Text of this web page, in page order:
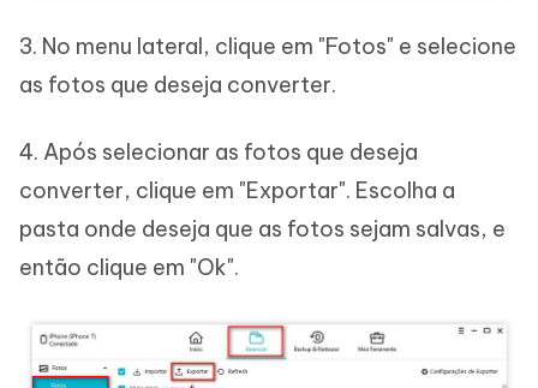
3. No menu lateral, clique em "Fotos" e selecione
as fotos que deseja converter.
4. Após selecionar as fotos que deseja
converter, clique em "Exportar". Escolha a
pasta onde deseja que as fotos sejam salvas, e
então clique em "Ok".